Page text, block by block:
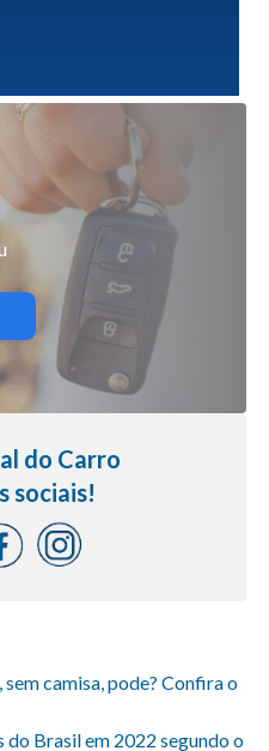
do Carro
sociais!
camisa, pode? Confira o
Brasil em 2022 segundo o